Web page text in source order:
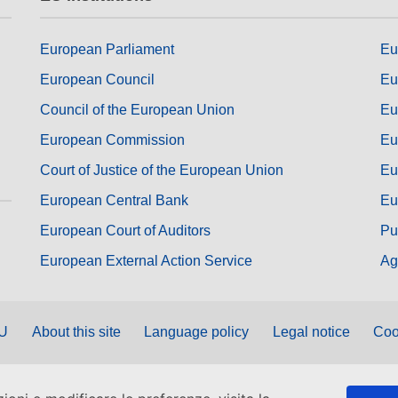
European Parliament
European Council
Council of the European Union
European Commission
Court of Justice of the European Union
European Central Bank
European Court of Auditors
European External Action Service
About this site Language policy Legal notice